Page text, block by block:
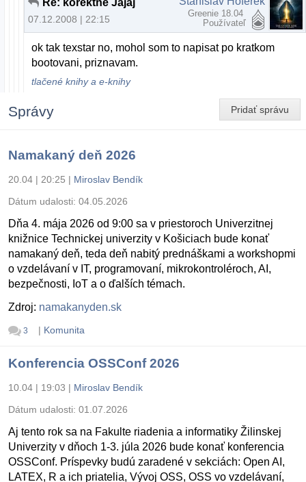
07.12.2008 | 22:15
Greenie 18.04
Používateľ
ok tak texstar no, mohol som to napisat po kratkom
bootovani, priznavam.
tlačené knihy a e-knihy
Pridať správu
Správy
Namakaný deň 2026
20.04 | 20:25 | Miroslav Bendík
Dátum udalosti: 04.05.2026
Dňa 4. mája 2026 od 9:00 sa v priestoroch Univerzitnej
knižnice Technickej univerzity v Košiciach bude konať
namakaný deň, teda deň nabitý prednáškami a workshopmi
o vzdelávaní v IT, programovaní, mikrokontroléroch, AI,
bezpečnosti, IoT a o ďalších témach.
Zdroj: namakanyden.sk
3 | Komunita
Konferencia OSSConf 2026
10.04 | 19:03 | Miroslav Bendík
Dátum udalosti: 01.07.2026
Aj tento rok sa na Fakulte riadenia a informatiky Žilinskej
Univerzity v dňoch 1-3. júla 2026 bude konať konferencia
OSSConf. Príspevky budú zaradené v sekciách: Open AI,
LATEX, R a ich priatelia, Vývoj OSS, OSS vo vzdelávaní,